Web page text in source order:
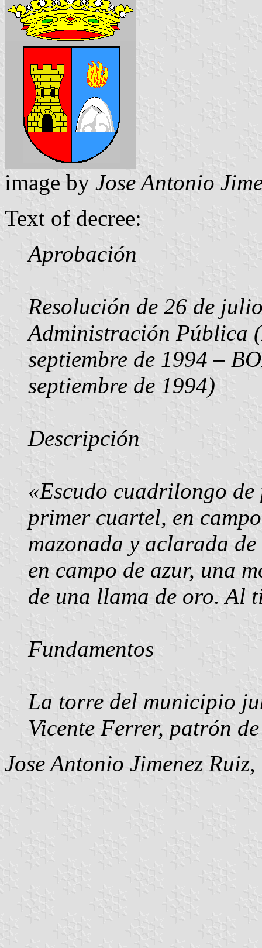
image by Jose Antonio
Text of decree:
Aprobación
Resolución de 26 de
Administración Pública
septiembre de 1994 –
septiembre de 1994)
Descripción
«Escudo cuadrilongo
primer cuartel, en
mazonada y aclarada
en campo de azur, una
de una llama de oro. Al
Fundamentos
La torre del municipio
Vicente Ferrer, patrón
Jose Antonio Jimenez Ruiz,